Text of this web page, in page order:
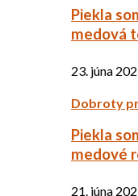
Piekla
medová
23. júna
Dobroty
Piekla
medové
21. júna